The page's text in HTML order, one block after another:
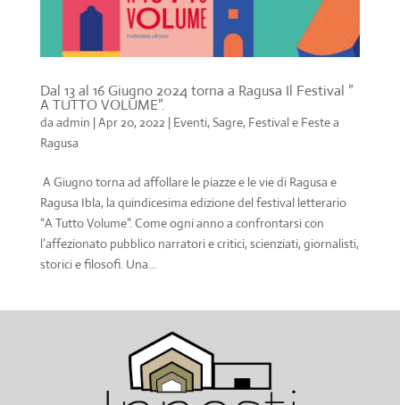
Dal 13 al 16 Giugno 2024 torna a Ragusa Il Festival ”
A TUTTO VOLUME”.
da admin |Apr 20, 2022 | Eventi, Sagre, Festival e Feste a
Ragusa
A Giugno torna ad affollare le piazze e le vie di Ragusa e
Ragusa Ibla, la quindicesima edizione del festival letterario
“A Tutto Volume”. Come ogni anno a confrontarsi con
l’affezionato pubblico narratori e critici, scienziati, giornalisti,
storici e filosofi. Una...